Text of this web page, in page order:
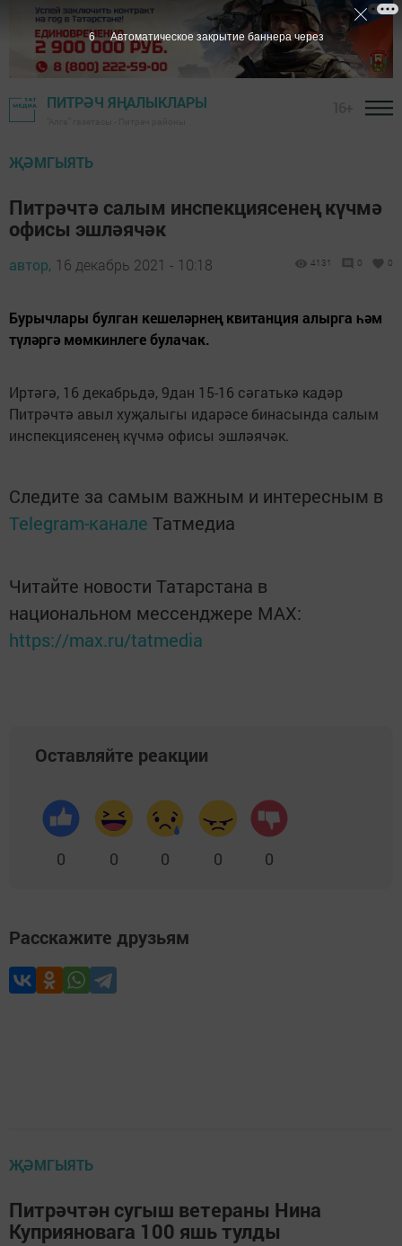
ПИТРӘЧ ЯҢАЛЫКЛАРЫ
ҖӘМГЫЯТЬ
Питрәчтә салым инспекциясенең күчмә
офисы эшләячәк
автор, 16 декабрь 2021 - 10:18 4131 0 0
Бурычлары булган кешеләрнең квитанция алырга һәм
түләргә мөмкинлеге булачак.
Иртәгә, 16 декабрьдә, 9дан 15-16 сәгатькә кадәр
Питрәчтә авыл хуҗалыгы идарәсе бинасында салым
инспекциясенең күчмә офисы эшләячәк.
Следите за самым важным и интересным в
Telegram-канале Татмедиа
Читайте новости Татарстана в
национальном мессенджере MАХ:
https://max.ru/tatmedia
Оставляйте реакции
0 0 0 0 0
Расскажите друзьям
ҖӘМГЫЯТЬ
Питрәчтән сугыш ветераны Нина
Куприяновага 100 яшь тулды
5 Автоматическое закрытие баннера через